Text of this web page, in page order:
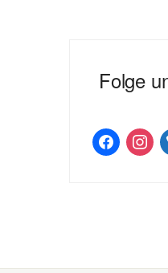
Folge
facebook